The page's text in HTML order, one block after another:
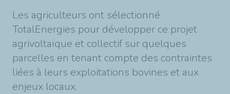
Les agriculteurs ont sélectionné
TotalEnergies pour développer ce projet
agrivoltaïque et collectif sur quelques
parcelles en tenant compte des contraintes
liées à leurs exploitations bovines et aux
enjeux locaux.